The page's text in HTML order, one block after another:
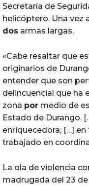
Secretaría de
helicóptero. Una vez
dos armas largas.
«Cabe resaltar que
originarios de
entender que son
delincuencial que ha
zona por medio de
Estado de Durango.
enriquecedora; […]
trabajado en
La ola de violencia
madrugada del 23